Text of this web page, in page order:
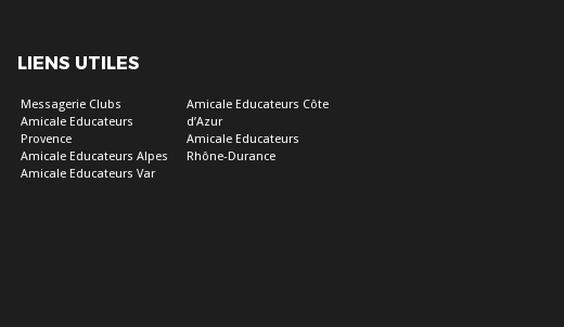
LIENS UTILES
Messagerie Clubs
Amicale Educateurs
Provence
Amicale Educateurs Alpes
Amicale Educateurs Var
Amicale Educateurs Côte
d’Azur
Amicale Educateurs
Rhône-Durance